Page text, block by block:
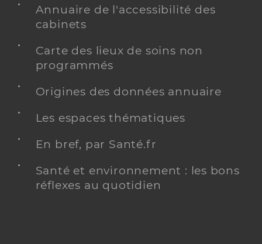
Annuaire de l'accessibilité des
cabinets
Carte des lieux de soins non
programmés
Origines des données annuaire
Les espaces thématiques
En bref, par Santé.fr
Santé et environnement : les bons
réflexes au quotidien